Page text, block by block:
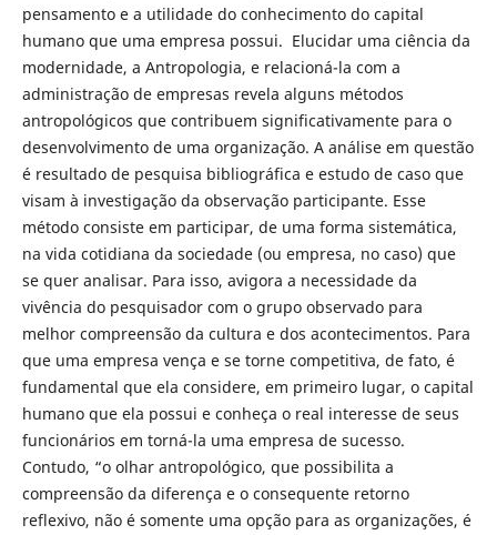
pensamento e a utilidade do conhecimento do capital
humano que uma empresa possui. Elucidar uma ciência da
modernidade, a Antropologia, e relacioná-la com a
administração de empresas revela alguns métodos
antropológicos que contribuem significativamente para o
desenvolvimento de uma organização. A análise em questão
é resultado de pesquisa bibliográfica e estudo de caso que
visam à investigação da observação participante. Esse
método consiste em participar, de uma forma sistemática,
na vida cotidiana da sociedade (ou empresa, no caso) que
se quer analisar. Para isso, avigora a necessidade da
vivência do pesquisador com o grupo observado para
melhor compreensão da cultura e dos acontecimentos. Para
que uma empresa vença e se torne competitiva, de fato, é
fundamental que ela considere, em primeiro lugar, o capital
humano que ela possui e conheça o real interesse de seus
funcionários em torná-la uma empresa de sucesso.
Contudo, “o olhar antropológico, que possibilita a
compreensão da diferença e o consequente retorno
reflexivo, não é somente uma opção para as organizações, é